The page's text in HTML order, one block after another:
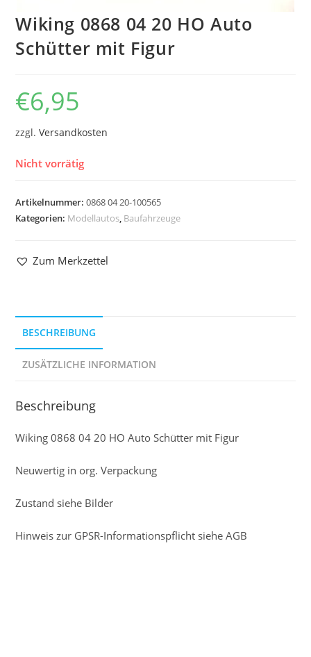
Wiking 0868 04 20 HO Auto
Schütter mit Figur
€6,95
zzgl.Versandkosten
Nicht vorrätig
Artikelnummer:0868 04 20-100565
Kategorien: Modellautos, Baufahrzeuge
Zum Merkzettel
BESCHREIBUNG
ZUSÄTZLICHE INFORMATION
Beschreibung
Wiking 0868 04 20 HO Auto Schütter mit Figur
Neuwertig in org. Verpackung
Zustand siehe Bilder
Hinweis zur GPSR-Informationspflicht siehe AGB